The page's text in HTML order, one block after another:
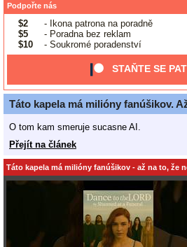
Podpořte nás
$2
- Ikona patrona na poradně
$5
- Poradna bez reklam
$10
- Soukromé poradenství
STAŇTE SE
Táto kapela má milióny fanúšikov.
O tom kam smeruje sucasne AI.
Přejít na článek
Táto kapela má milióny fanúšikov - až na to, že